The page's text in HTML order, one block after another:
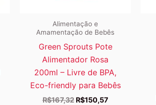
Alimentação e
Amamentação de Bebês
Green Sprouts Pote
Alimentador Rosa
200ml – Livre de BPA,
Eco-friendly para Bebês
R$167,32 O
R$150,57O